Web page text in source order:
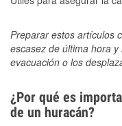
Preparar estos artículos
escasez de última hora
evacuación o los
¿Por qué es
de un huracán?